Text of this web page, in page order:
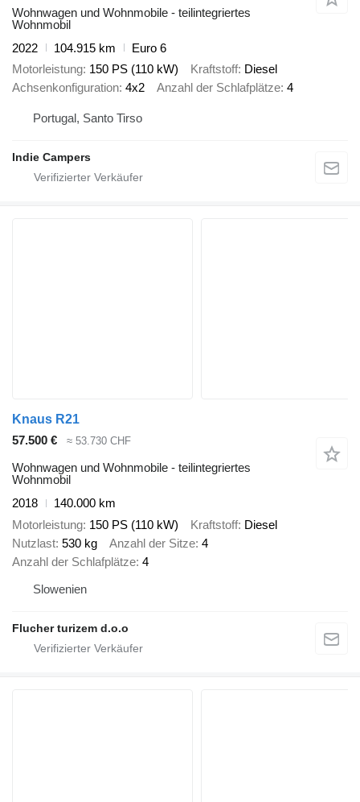
Wohnwagen und Wohnmobile - teilintegriertes
Wohnmobil
2022
104.915 km
Euro 6
Motorleistung 150 PS (110 kW) Kraftstoff Diesel
Achsenkonfiguration 4x2 Anzahl der Schlafplätze 4
Portugal, Santo Tirso
Indie Campers
Knaus R21
57.500 €
≈ 53.730 CHF
Wohnwagen und Wohnmobile - teilintegriertes
Wohnmobil
2018
140.000 km
Motorleistung 150 PS (110 kW) Kraftstoff Diesel
Nutzlast 530 kg Anzahl der Sitze 4
Anzahl der Schlafplätze 4
Slowenien
Flucher turizem d.o.o